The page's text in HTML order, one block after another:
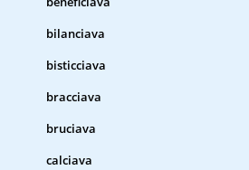
bilanciava
bisticciava
bracciava
bruciava
calciava